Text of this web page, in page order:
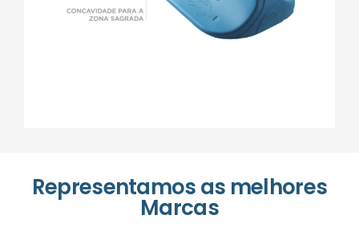
Representamos as melhores
Marcas